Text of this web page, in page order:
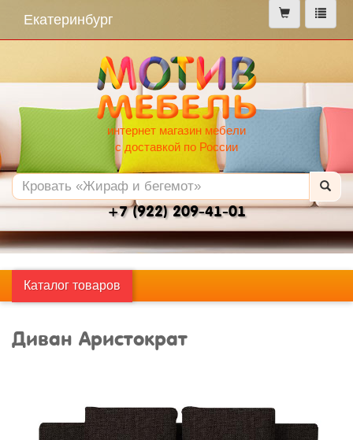
меню
Екатеринбург
интернет магазин мебели
с доставкой по России
+7 (922) 209-41-01
Каталог товаров
Диван Аристократ